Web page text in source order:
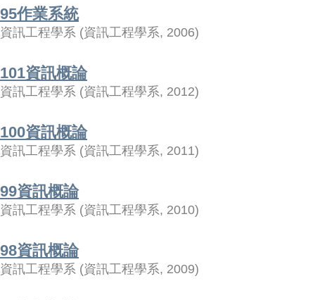
95作業系統
資訊工程學系 (資訊工程學系, 2006)
101資訊概論
資訊工程學系 (資訊工程學系, 2012)
100資訊概論
資訊工程學系 (資訊工程學系, 2011)
99資訊概論
資訊工程學系 (資訊工程學系, 2010)
98資訊概論
資訊工程學系 (資訊工程學系, 2009)